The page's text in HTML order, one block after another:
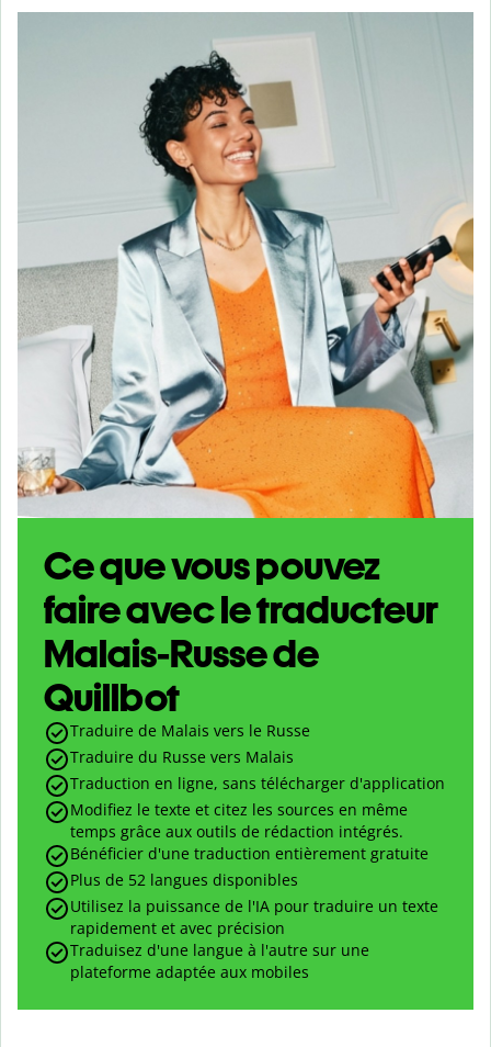
Ce que vous pouvez
faire avec le traducteur
Malais-Russe de
Quillbot
Traduire de Malais vers le Russe
Traduire du Russe vers Malais
Traduction en ligne, sans télécharger d'application
Modifiez le texte et citez les sources en même
temps grâce aux outils de rédaction intégrés.
Bénéficier d'une traduction entièrement gratuite
Plus de 52 langues disponibles
Utilisez la puissance de l'IA pour traduire un texte
rapidement et avec précision
Traduisez d'une langue à l'autre sur une
plateforme adaptée aux mobiles